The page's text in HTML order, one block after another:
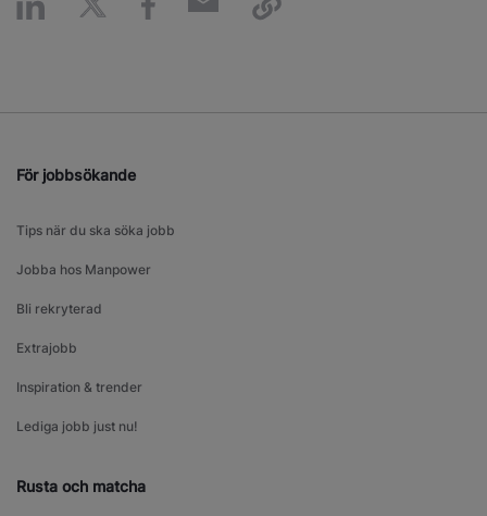
För jobbsökande
Tips när du ska söka jobb
Jobba hos Manpower
Bli rekryterad
Extrajobb
Inspiration & trender
Lediga jobb just nu!
Rusta och matcha